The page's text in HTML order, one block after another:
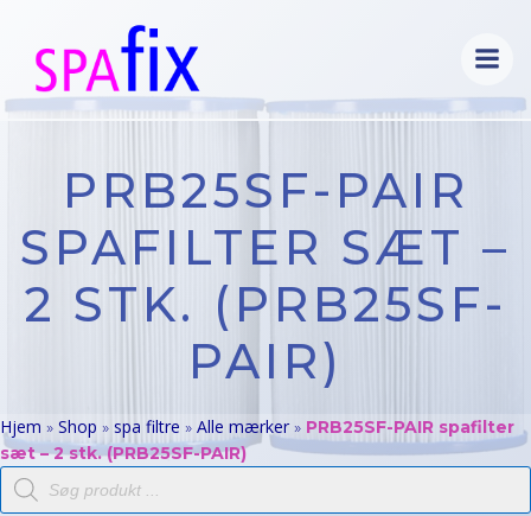
indhold
PRB25SF-PAIR
SPAFILTER SÆT –
2 STK. (PRB25SF-
PAIR)
Hjem » Shop » spa filtre » Alle mærker » PRB25SF-PAIR spafilter
sæt – 2 stk. (PRB25SF-PAIR)
Products
search